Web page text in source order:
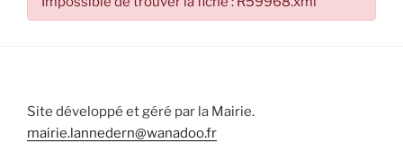
Site développé et géré par la Mairie.
mairie.lannedern@wanadoo.fr